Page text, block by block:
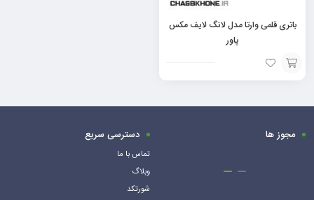
باتری قلمی وارتا مدل لانگ لایف مکس
پاور
افزودن
به
مجوز ها دسترسی سریع
تماس با ما
وبلاگ
شورتکد